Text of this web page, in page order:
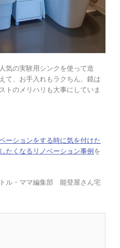
気の実験用シンクを使って造
て、お手入れもラクちん。鏡は
トのメリハリも大事にしていま
ーションをする時に気を付けた
たくなるリノベーション事例 を
トル・ママ編集部 能登屋さん宅